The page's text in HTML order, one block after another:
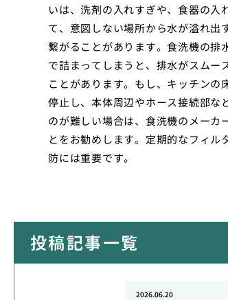
いは、洗剤の入れすぎや、食器の
て、意図しない場所から水が溢れ出
繋がることがあります。食洗機の排
で詰まってしまうと、排水がスムー
ことがあります。もし、キッチンの
停止し、本体周辺やホース接続部な
のが難しい場合は、食洗機のメーカ
とをお勧めします。定期的なフィ
防には重要です。
投稿記事一覧
2026.06.20